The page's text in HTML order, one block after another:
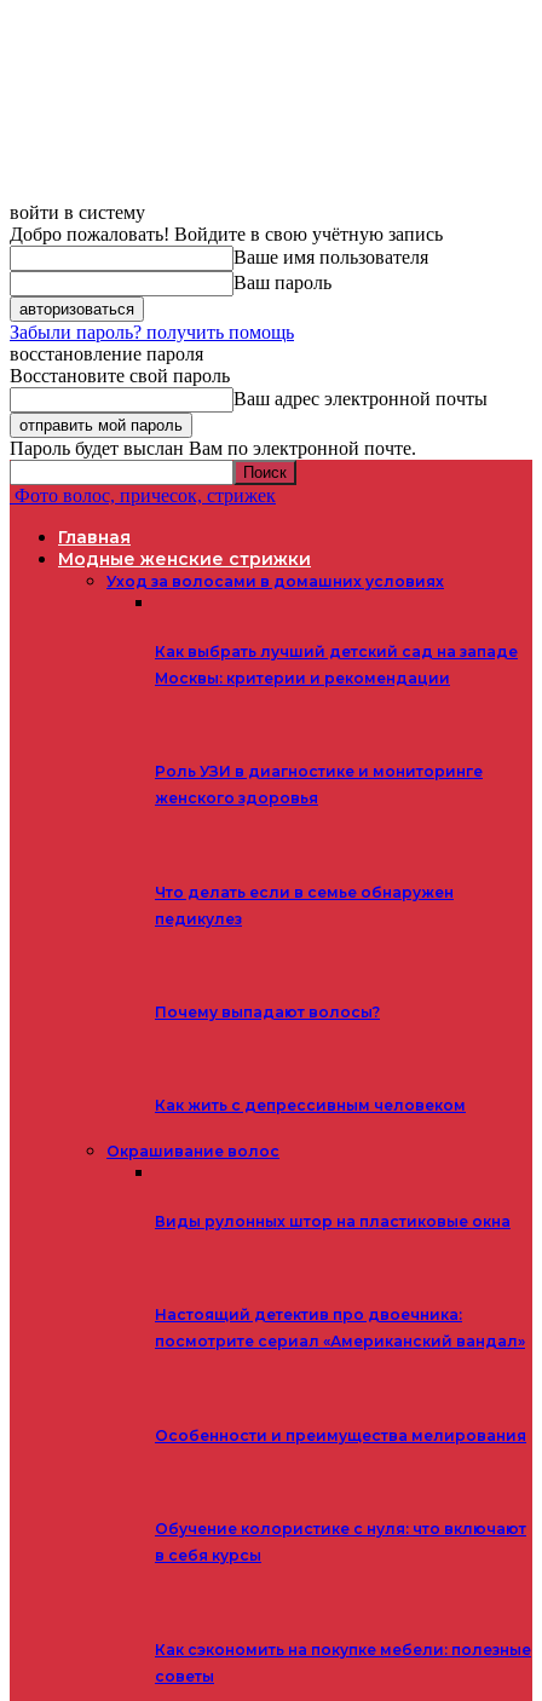
войти в систему
Добро пожаловать! Войдите в свою учётную запись
Ваше имя пользователя
Ваш пароль
Забыли пароль? получить помощь
восстановление пароля
Восстановите свой пароль
Ваш адрес электронной почты
Пароль будет выслан Вам по электронной почте.
Фото волос, причесок, стрижек
Главная
Модные женские стрижки
Уход за волосами в домашних условиях
Как выбрать лучший детский сад на западе
Москвы: критерии и рекомендации
Роль УЗИ в диагностике и мониторинге
женского здоровья
Что делать если в семье обнаружен
педикулез
Почему выпадают волосы?
Как жить с депрессивным человеком
Окрашивание волос
Виды рулонных штор на пластиковые окна
Настоящий детектив про двоечника:
посмотрите сериал «Американский вандал»
Особенности и преимущества мелирования
Обучение колористике с нуля: что включают
в себя курсы
Как сэкономить на покупке мебели: полезные
советы